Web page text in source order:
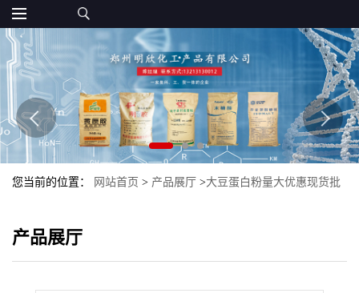
您当前的位置： 网站首页 > 产品展厅 >大豆蛋白粉量大优惠现货批
产品展厅